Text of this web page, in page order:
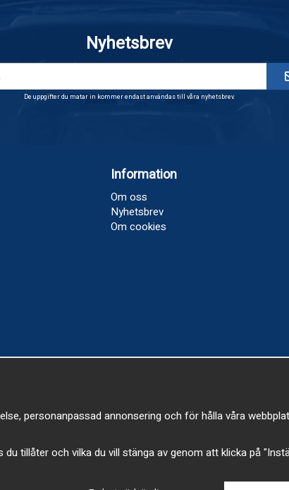
Nyhetsbrev
De uppgifter du matar in kommer endast användas till våra nyhetsbrev.
Information
Om oss
Nyhetsbrev
Om cookies
personanpassad annonsering och för hålla våra
tillåter och vilka du vill stänga av genom att klicka på